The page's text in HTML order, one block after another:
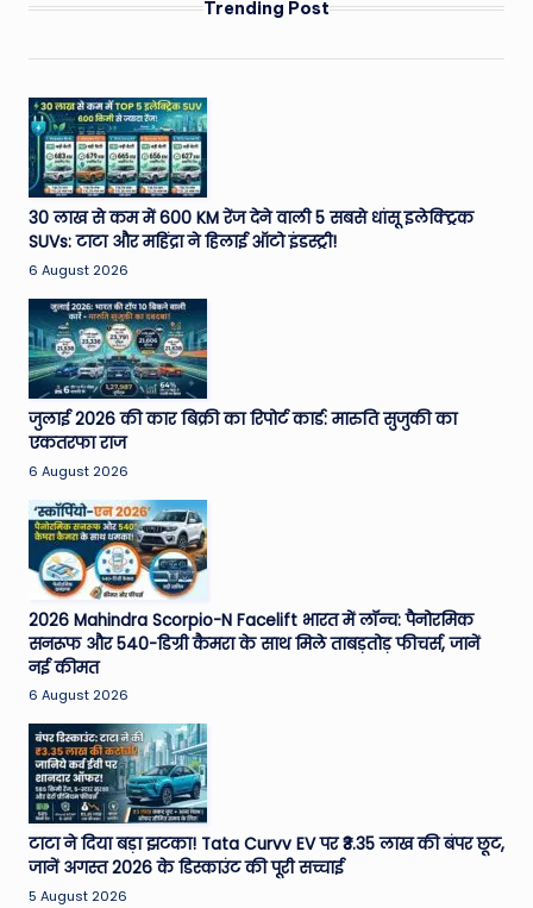
Trending Post
30 लाख से कम में 600 KM रेंज देने वाली 5 सबसे धांसू इलेक्ट्रिक
SUVs: टाटा और महिंद्रा ने हिलाई ऑटो इंडस्ट्री!
6 August 2026
जुलाई 2026 की कार बिक्री का रिपोर्ट कार्ड: मारुति सुजुकी का
एकतरफा राज
6 August 2026
2026 Mahindra Scorpio-N Facelift भारत में लॉन्च: पैनोरमिक
सनरूफ और 540-डिग्री कैमरा के साथ मिले ताबड़तोड़ फीचर्स, जानें
नई कीमत
6 August 2026
टाटा ने दिया बड़ा झटका! Tata Curvv EV पर ₹3.35 लाख की बंपर छूट,
जानें अगस्त 2026 के डिस्काउंट की पूरी सच्चाई
5 August 2026